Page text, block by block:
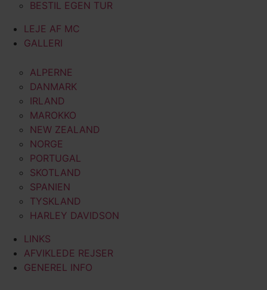
BESTIL EGEN TUR
LEJE AF MC
GALLERI
ALPERNE
DANMARK
IRLAND
MAROKKO
NEW ZEALAND
NORGE
PORTUGAL
SKOTLAND
SPANIEN
TYSKLAND
HARLEY DAVIDSON
LINKS
AFVIKLEDE REJSER
GENEREL INFO